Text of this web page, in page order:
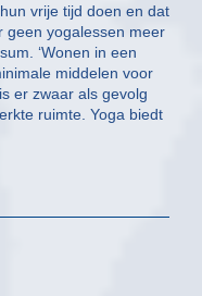
vrije tijd doen en dat
geen yogalessen meer
‘Wonen in een
middelen voor
er zwaar als gevolg
ruimte. Yoga biedt